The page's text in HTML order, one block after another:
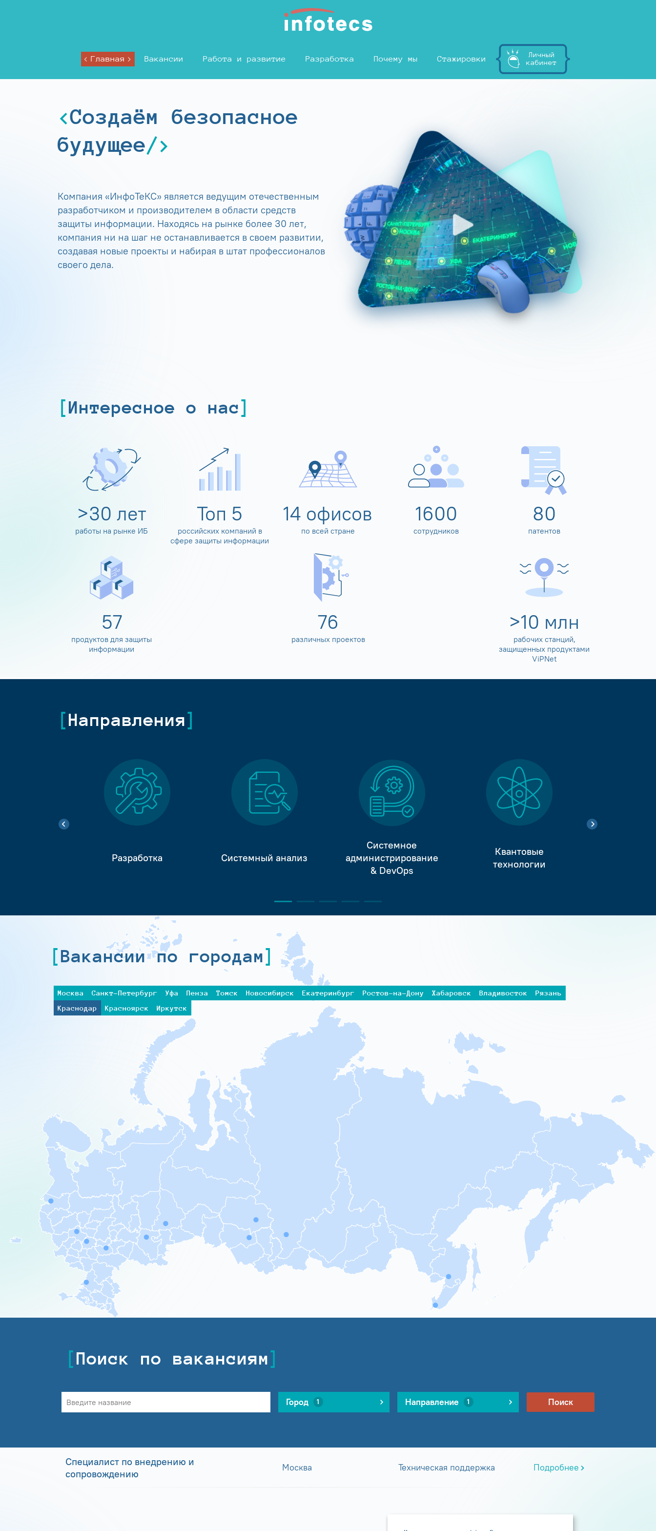
Главная Вакансии Работа и развитие Разработка Почему мы Стажировки
Личный
кабинет
Создаём безопасное
будущее
Компания «ИнфоТеКС» является ведущим отечественным
разработчиком и производителем в области средств
защиты информации. Находясь на рынке более 30 лет,
компания ни на шаг не останавливается в своем развитии,
создавая новые проекты и набирая в штат профессионалов
своего дела.
Интересное о нас
>30 лет
работы на рынке ИБ
Топ 5
российских компаний в
сфере защиты информации
14 офисов
по всей стране
1600
сотрудников
80
патентов
60
продуктов для защиты
информации
80
различных проектов
>10 млн
рабочих станций,
защищенных продуктами
ViPNet
Направления
Разработка Системный анализ
Системное
администрирование
& DevOps
Квантовые
технологии
Вакансии по городам
Москва Санкт-Петербург Уфа Пенза Томск Новосибирск Екатеринбург Ростов-на-Дону Хабаровск Владивосток
Рязань
Краснодар
Красноярск Иркутск
Поиск по вакансиям
Город 1 Направление 1 Поиск
Специалист по внедрению и
сопровождению
Москва Техническая поддержка Подробнее